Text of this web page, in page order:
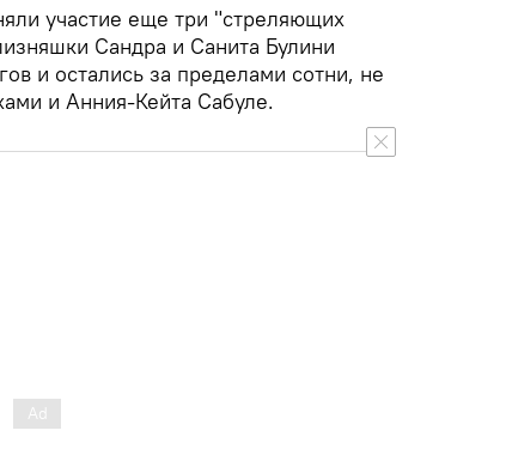
участие еще три "стреляющих
Сандра и Санита Булини
и остались за пределами сотни, не
и Анния-Кейта Сабуле.